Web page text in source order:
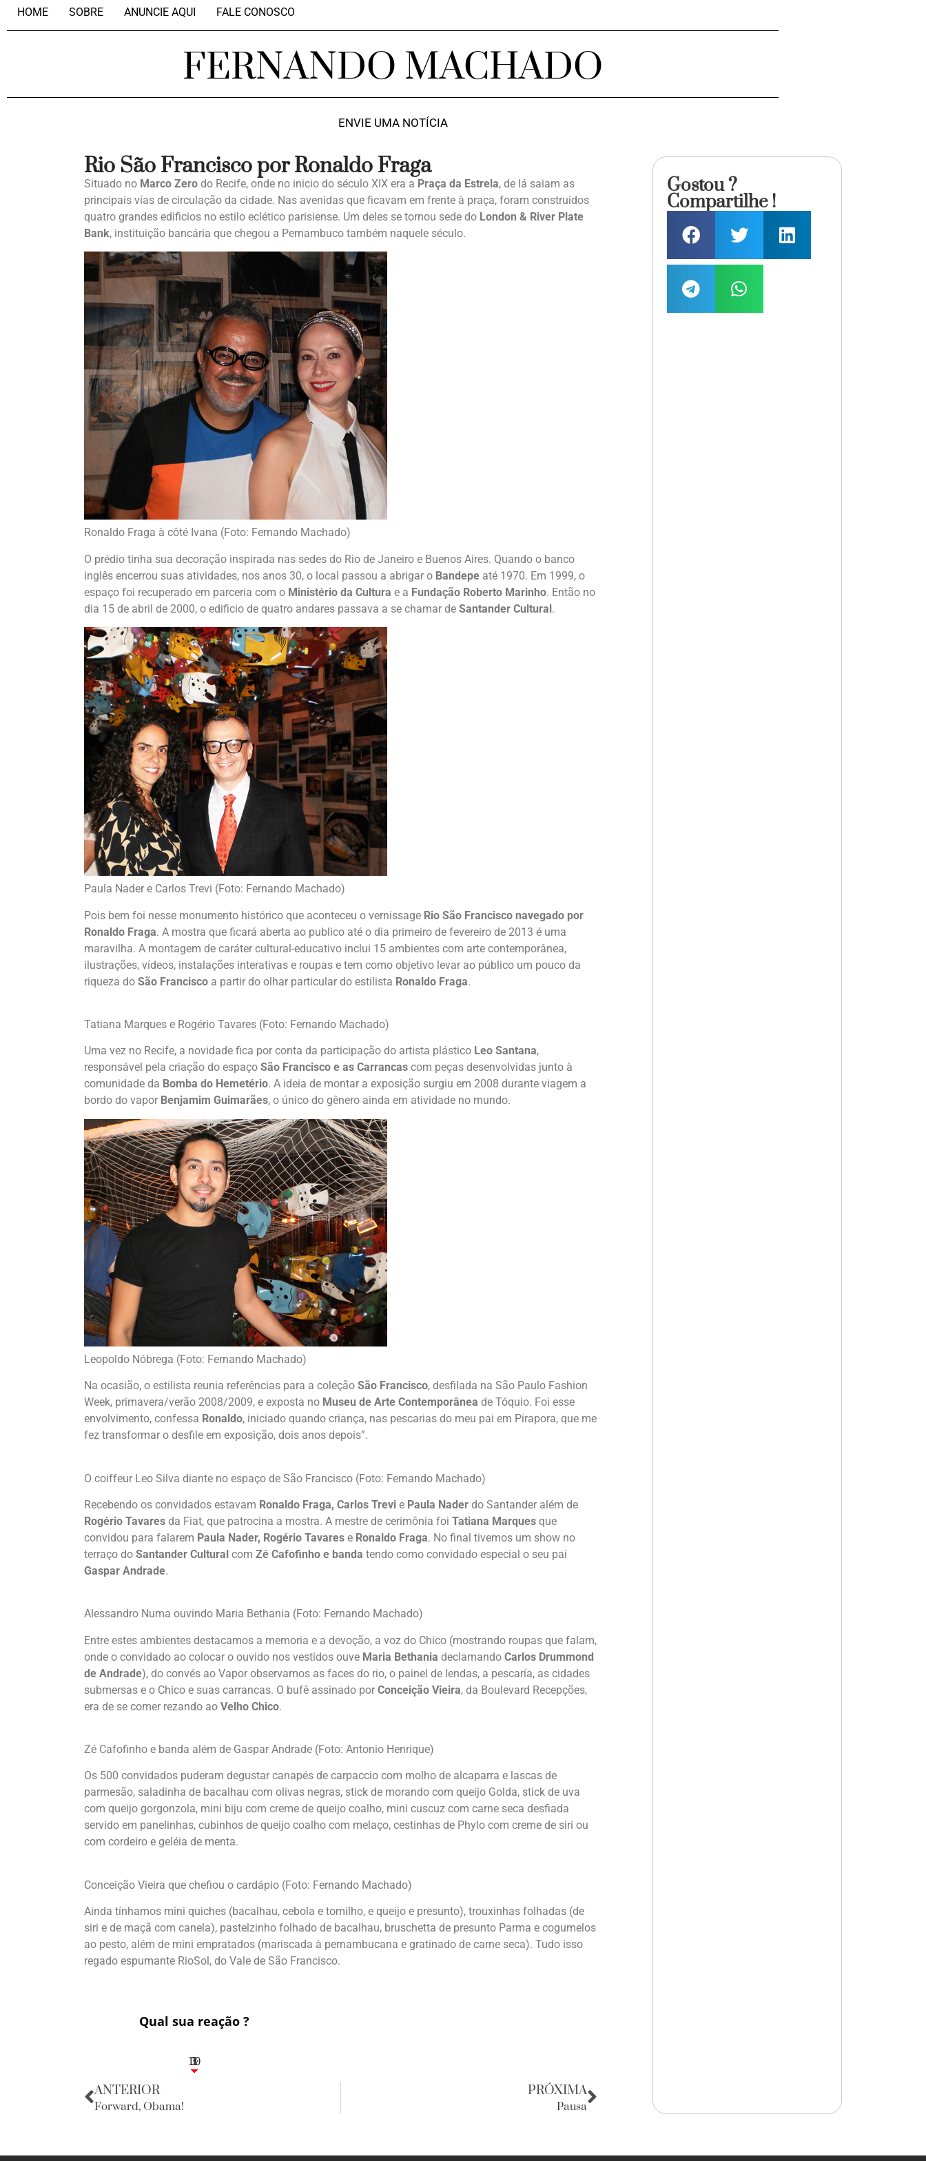
HOME SOBRE ANUNCIE AQUI FALE CONOSCO
FERNANDO MACHADO
ENVIE UMA NOTÍCIA
Rio São Francisco por Ronaldo Fraga
Situado no Marco Zero do Recife, onde no inicio do século XIX era a Praça da Estrela, de lá saiam as
principais vías de circulação da cidade. Nas avenidas que ficavam em frente à praça, foram construidos
quatro grandes edificios no estilo eclético parisiense. Um deles se tornou sede do London & River Plate
Bank, instituição bancária que chegou a Pernambuco também naquele século.
Ronaldo Fraga à côté Ivana (Foto: Fernando Machado)
O prédio tinha sua decoração inspirada nas sedes do Rio de Janeiro e Buenos Aires. Quando o banco
inglês encerrou suas atividades, nos anos 30, o local passou a abrigar o Bandepe até 1970. Em 1999, o
espaço foi recuperado em parceria com o Ministério da Cultura e a Fundação Roberto Marinho. Então no
dia 15 de abril de 2000, o edificio de quatro andares passava a se chamar de Santander Cultural.
Paula Nader e Carlos Trevi (Foto: Fernando Machado)
Pois bem foi nesse monumento histórico que aconteceu o vernissage Rio São Francisco navegado por
Ronaldo Fraga. A mostra que ficará aberta ao publico até o dia primeiro de fevereiro de 2013 é uma
maravilha. A montagem de caráter cultural-educativo inclui 15 ambientes com arte contemporânea,
ilustrações, vídeos, instalações interativas e roupas e tem como objetivo levar ao público um pouco da
riqueza do São Francisco a partir do olhar particular do estilista Ronaldo Fraga.
Tatiana Marques e Rogério Tavares (Foto: Fernando Machado)
Uma vez no Recife, a novidade fica por conta da participação do artista plástico Leo Santana,
responsável pela criação do espaço São Francisco e as Carrancas com peças desenvolvidas junto à
comunidade da Bomba do Hemetério. A ideia de montar a exposição surgiu em 2008 durante viagem a
bordo do vapor Benjamim Guimarães, o único do gênero ainda em atividade no mundo.
Leopoldo Nóbrega (Foto: Fernando Machado)
Na ocasião, o estilista reunia referências para a coleção São Francisco, desfilada na São Paulo Fashion
Week, primavera/verão 2008/2009, e exposta no Museu de Arte Contemporânea de Tóquio. Foi esse
envolvimento, confessa Ronaldo, iniciado quando criança, nas pescarias do meu pai em Pirapora, que me
fez transformar o desfile em exposição, dois anos depois”.
O coiffeur Leo Silva diante no espaço de São Francisco (Foto: Fernando Machado)
Recebendo os convidados estavam Ronaldo Fraga, Carlos Trevi e Paula Nader do Santander além de
Rogério Tavares da Fiat, que patrocina a mostra. A mestre de cerimônia foi Tatiana Marques que
convidou para falarem Paula Nader, Rogério Tavares e Ronaldo Fraga. No final tivemos um show no
terraço do Santander Cultural com Zé Cafofinho e banda tendo como convidado especial o seu pai
Gaspar Andrade.
Alessandro Numa ouvindo Maria Bethania (Foto: Fernando Machado)
Entre estes ambientes destacamos a memoria e a devoção, a voz do Chico (mostrando roupas que falam,
onde o convidado ao colocar o ouvido nos vestidos ouve Maria Bethania declamando Carlos Drummond
de Andrade), do convés ao Vapor observamos as faces do rio, o painel de lendas, a pescaría, as cidades
submersas e o Chico e suas carrancas. O bufê assinado por Conceição Vieira, da Boulevard Recepções,
era de se comer rezando ao Velho Chico.
Zé Cafofinho e banda além de Gaspar Andrade (Foto: Antonio Henrique)
Os 500 convidados puderam degustar canapés de carpaccio com molho de alcaparra e lascas de
parmesão, saladinha de bacalhau com olivas negras, stick de morando com queijo Golda, stick de uva
com queijo gorgonzola, mini biju com creme de queijo coalho, mini cuscuz com carne seca desfiada
servido em panelinhas, cubinhos de queijo coalho com melaço, cestinhas de Phylo com creme de siri ou
com cordeiro e geléia de menta.
Conceição Vieira que chefiou o cardápio (Foto: Fernando Machado)
Ainda tínhamos mini quiches (bacalhau, cebola e tomilho, e queijo e presunto), trouxinhas folhadas (de
siri e de maçã com canela), pastelzinho folhado de bacalhau, bruschetta de presunto Parma e cogumelos
ao pesto, além de mini empratados (mariscada à pernambucana e gratinado de carne seca). Tudo isso
regado espumante RioSol, do Vale de São Francisco.
Qual sua reação ?
3
1
1
3
10
ANTERIOR
Forward, Obama!
PRÓXIMA
Pausa
Gostou ?
Compartilhe !